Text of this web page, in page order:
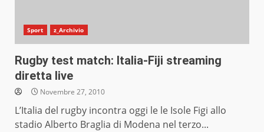
Sport z_Archivio
Rugby test match: Italia-Fiji streaming
diretta live
Novembre 27, 2010
L’Italia del rugby incontra oggi le le Isole Figi allo
stadio Alberto Braglia di Modena nel terzo...